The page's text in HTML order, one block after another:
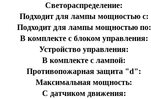
Светораспределение:
Подходит для лампы мощностью с:
Подходит для лампы мощностью по:
В комплекте с блоком управления:
Устройство управления:
В комплекте с лампой:
Противопожарная защита "d":
Максимальная мощность:
С датчиком движения: